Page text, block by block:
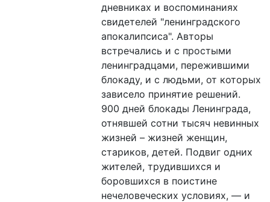
дневниках и воспоминаниях
свидетелей "ленинградского
апокалипсиса". Авторы
встречались и с простыми
ленинградцами, пережившими
блокаду, и с людьми, от которых
зависело принятие решений.
900 дней блокады Ленинграда,
отнявшей сотни тысяч невинных
жизней – жизней женщин,
стариков, детей. Подвиг одних
жителей, трудившихся и
боровшихся в поистине
нечеловеческих условиях, — и